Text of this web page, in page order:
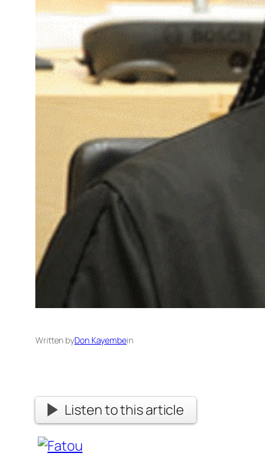
Written byDon Kayembein
Listen to this article